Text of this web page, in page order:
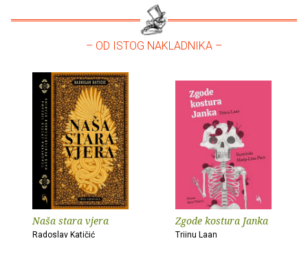
– OD ISTOG NAKLADNIKA –
Naša stara vjera
Radoslav Katičić
Zgode kostura Janka
Triinu Laan